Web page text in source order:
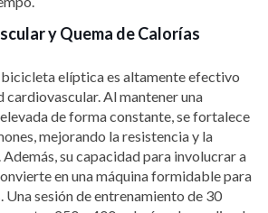
y Quema de Calorías
elíptica es altamente efectivo
cardiovascular. Al mantener una
de forma constante, se fortalece
mejorando la resistencia y la
su capacidad para involucrar a
en una máquina formidable para
Una sesión de entrenamiento de 30